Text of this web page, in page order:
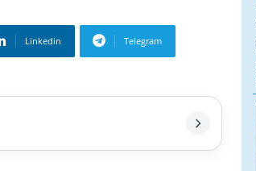
Linkedin Telegram